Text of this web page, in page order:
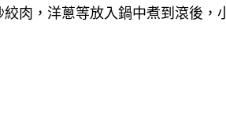
肉，洋蔥等放入鍋中煮到滾後，